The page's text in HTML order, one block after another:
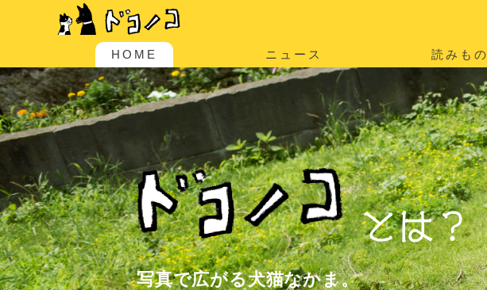
HOME ニュース 読みもの
写真で広がる犬猫なかま。